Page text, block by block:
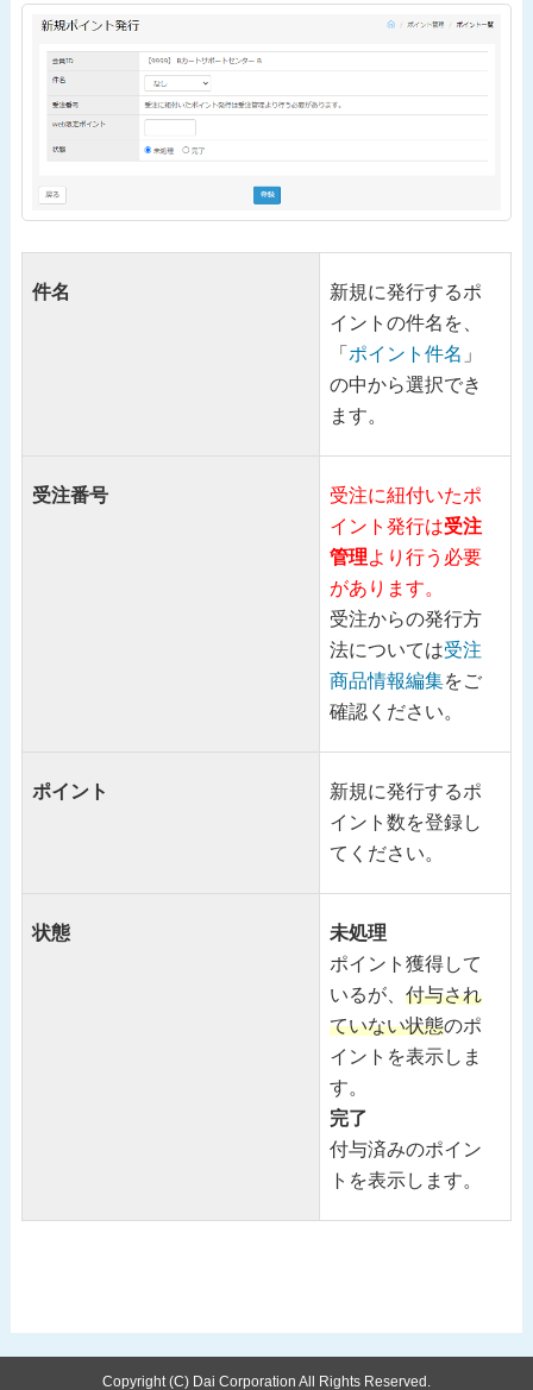
件名
新規に発行するポ
イントの件名を、
「 ポイント件名 」
の中から選択でき
ます。
受注番号
受注に紐付いたポ
イント発行は受注
管理より行う必要
があります。
受注からの発行方
法については受注
商品情報編集をご
確認ください。
ポイント
新規に発行するポ
イント数を登録し
てください。
状態
未処理
ポイント獲得して
いるが、 付与され
ていない状態のポ
イントを表示しま
す。
完了
付与済みのポイン
トを表示します。
Copyright (C) Dai Corporation All Rights Reserved.